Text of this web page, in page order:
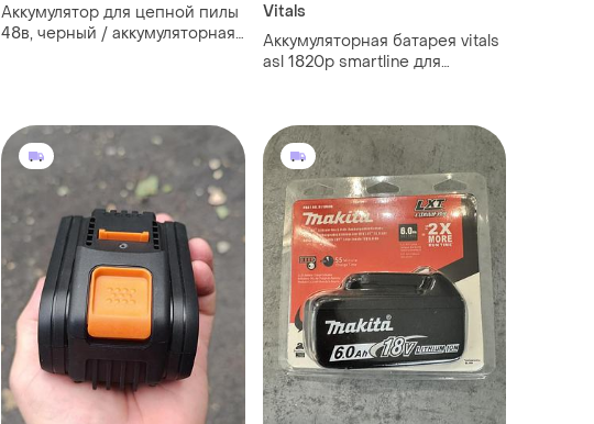
Аккумулятор для цепной пилы
48в, черный / аккумуляторная
Vitals
Аккумуляторная батарея vitals
asl 1820p smartline для